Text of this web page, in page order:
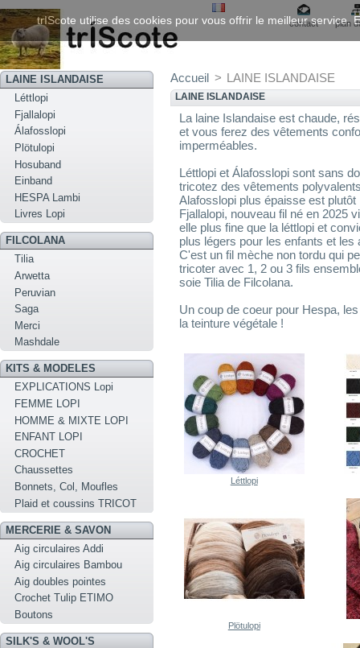
contact plan
LAINE ISLANDAISE
Léttlopi
Fjallalopi
Álafosslopi
Plötulopi
Hosuband
Einband
HESPA Lambi
Livres Lopi
FILCOLANA
Tilia
Arwetta
Peruvian
Saga
Merci
Mashdale
KITS & MODELES
EXPLICATIONS Lopi
FEMME LOPI
HOMME & MIXTE LOPI
ENFANT LOPI
CROCHET
Chaussettes
Bonnets, Col, Moufles
Plaid et coussins TRICOT
MERCERIE & SAVON
Aig circulaires Addi
Aig circulaires Bambou
Aig doubles pointes
Crochet Tulip ETIMO
Boutons
SILK'S & WOOL'S
Accueil > LAINE ISLANDAISE
LAINE ISLANDAISE
La laine Islandaise est chaude,
et vous ferez des vêtements
imperméables.
Léttlopi et Álafosslopi sont sans
tricotez des vêtements
Alafosslopi plus épaisse est
Fjallalopi, nouveau fil né en 2025
elle plus fine que la léttlopi et
plus légers pour les enfants et
C'est un fil mèche non tordu qui
tricoter avec 1, 2 ou 3 fils
soie Tilia de Filcolana.
Un coup de coeur pour Hespa,
la teinture végétale !
Léttlopi
Plötulopi
trIScote utilise des cookies pour vous offrir le meilleur